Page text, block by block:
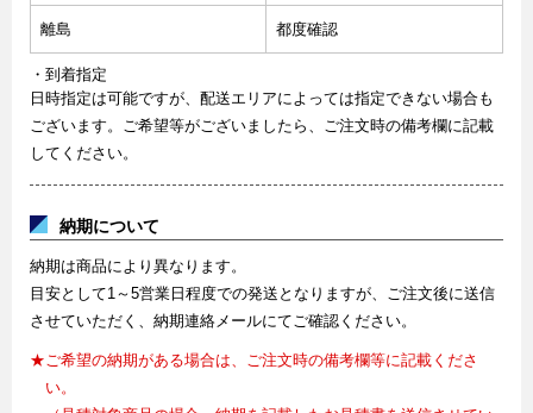
離島 都度確認
・到着指定
日時指定は可能ですが、配送エリアによっては指定できない場合も
ございます。ご希望等がございましたら、ご注文時の備考欄に記載
してください。
納期について
納期は商品により異なります。
目安として1～5営業日程度での発送となりますが、ご注文後に送信
させていただく、納期連絡メールにてご確認ください。
★ご希望の納期がある場合は、ご注文時の備考欄等に記載くださ
い。